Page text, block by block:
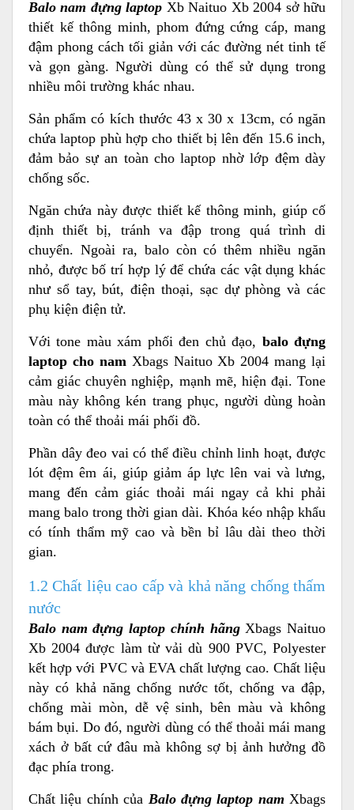
Balo nam đựng laptop Xb Naituo Xb 2004 sở hữu
thiết kế thông minh, phom đứng cứng cáp, mang
đậm phong cách tối giản với các đường nét tinh tế
và gọn gàng. Người dùng có thể sử dụng trong
nhiều môi trường khác nhau.
Sản phẩm có kích thước 43 x 30 x 13cm, có ngăn
chứa laptop phù hợp cho thiết bị lên đến 15.6 inch,
đảm bảo sự an toàn cho laptop nhờ lớp đệm dày
chống sốc.
Ngăn chứa này được thiết kế thông minh, giúp cố
định thiết bị, tránh va đập trong quá trình di
chuyển. Ngoài ra, balo còn có thêm nhiều ngăn
nhỏ, được bố trí hợp lý để chứa các vật dụng khác
như sổ tay, bút, điện thoại, sạc dự phòng và các
phụ kiện điện tử.
Với tone màu xám phối đen chủ đạo, balo đựng
laptop cho nam Xbags Naituo Xb 2004 mang lại
cảm giác chuyên nghiệp, mạnh mẽ, hiện đại. Tone
màu này không kén trang phục, người dùng hoàn
toàn có thể thoải mái phối đồ.
Phần dây đeo vai có thể điều chỉnh linh hoạt, được
lót đệm êm ái, giúp giảm áp lực lên vai và lưng,
mang đến cảm giác thoải mái ngay cả khi phải
mang balo trong thời gian dài. Khóa kéo nhập khẩu
có tính thẩm mỹ cao và bền bỉ lâu dài theo thời
gian.
1.2 Chất liệu cao cấp và khả năng chống thấm
nước
Balo nam đựng laptop chính hãng Xbags Naituo
Xb 2004 được làm từvải dù 900 PVC, Polyester
kết hợp với PVC và EVA chất lượng cao. Chất liệu
này có khả năng chống nước tốt, chống va đập,
chống mài mòn, dễ vệ sinh, bên màu và không
bám bụi. Do đó, người dùng có thể thoải mái mang
xách ở bất cứ đâu mà không sợ bị ảnh hưởng đồ
đạc phía trong.
Chất liệu chính của Balo đựng laptop nam Xbags